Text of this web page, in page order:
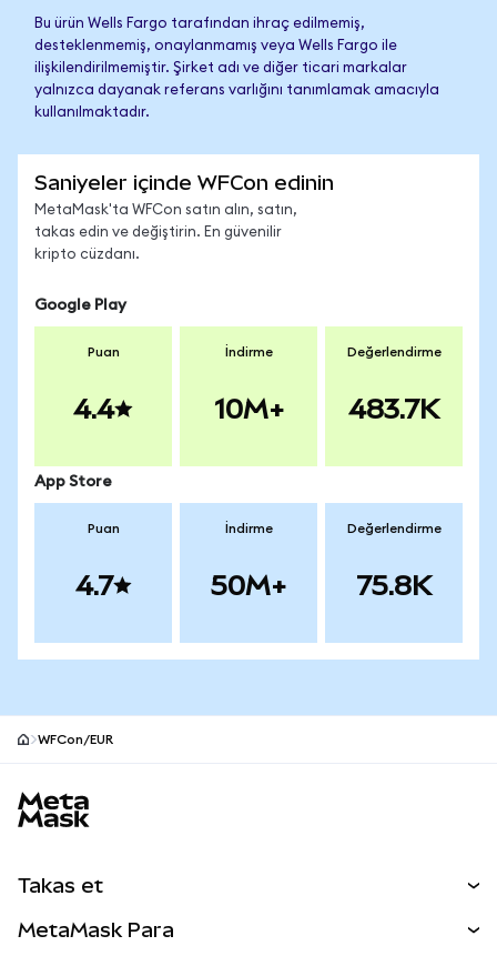
Bu ürün Wells Fargo tarafından ihraç edilmemiş,
desteklenmemiş, onaylanmamış veya Wells Fargo ile
ilişkilendirilmemiştir. Şirket adı ve diğer ticari markalar
yalnızca dayanak referans varlığını tanımlamak amacıyla
kullanılmaktadır.
Saniyeler içinde WFCon edinin
MetaMask'ta WFCon satın alın, satın,
takas edin ve değiştirin. En güvenilir
kripto cüzdanı.
Google Play
Puan
4.4
İndirme
10M+
Değerlendirme
483.7K
App Store
Puan
4.7
İndirme
50M+
Değerlendirme
75.8K
WFCon/EUR
Takas et
MetaMask Para